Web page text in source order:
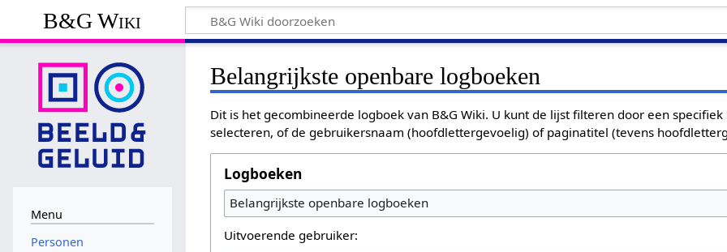
B&G Wiki
Belangrijkste openbare logboeken
Dit is het gecombineerde logboek van B&G Wiki. U kunt de lijst filteren door een
selecteren, of de gebruikersnaam (hoofdlettergevoelig) of paginatitel (tevens
Logboeken
Belangrijkste openbare logboeken
Uitvoerende gebruiker:
Menu
Personen